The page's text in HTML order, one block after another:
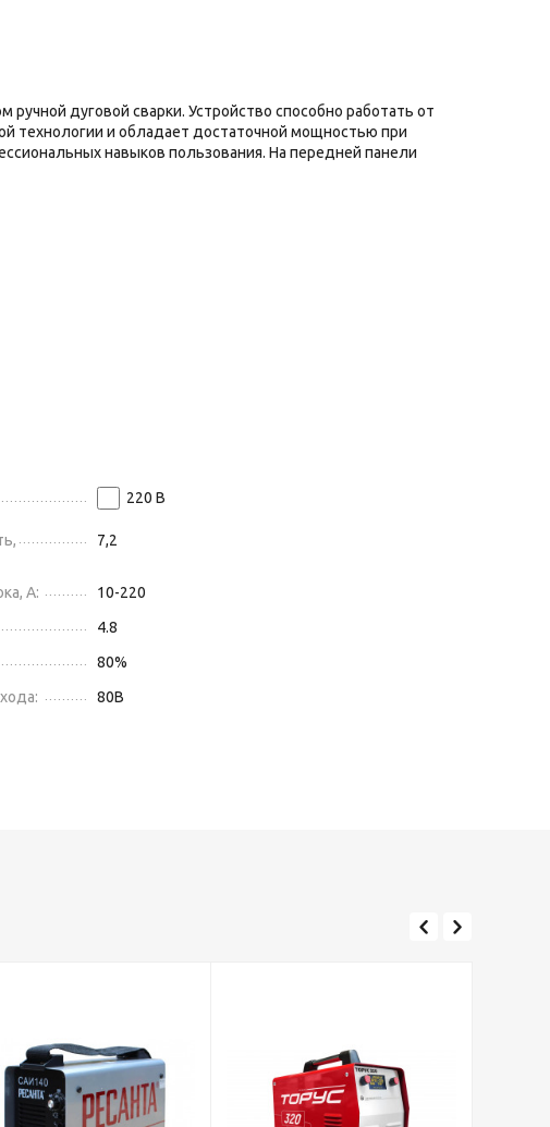
дуговой сварки. Устройство способно работать от
технологии и обладает достаточной мощностью при
навыков пользования. На передней панели
220 В
7,2
А:
10-220
4.8
80%
80В